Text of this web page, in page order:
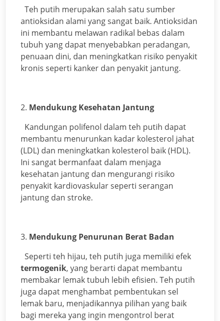
Teh putih merupakan salah satu sumber
antioksidan alami yang sangat baik. Antioksidan
ini membantu melawan radikal bebas dalam
tubuh yang dapat menyebabkan peradangan,
penuaan dini, dan meningkatkan risiko penyakit
kronis seperti kanker dan penyakit jantung.
2. Mendukung Kesehatan Jantung
Kandungan polifenol dalam teh putih dapat
membantu menurunkan kadar kolesterol jahat
(LDL) dan meningkatkan kolesterol baik (HDL).
Ini sangat bermanfaat dalam menjaga
kesehatan jantung dan mengurangi risiko
penyakit kardiovaskular seperti serangan
jantung dan stroke.
3. Mendukung Penurunan Berat Badan
Seperti teh hijau, teh putih juga memiliki efek
termogenik, yang berarti dapat membantu
membakar lemak tubuh lebih efisien. Teh putih
juga dapat menghambat pembentukan sel
lemak baru, menjadikannya pilihan yang baik
bagi mereka yang ingin mengontrol berat